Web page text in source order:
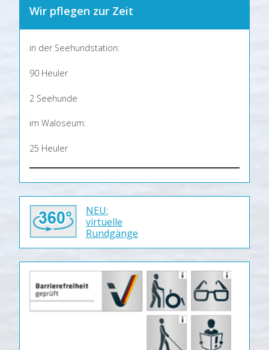
Wir pflegen zur Zeit
in der Seehundstation:
90 Heuler
2 Seehunde
im Waloseum:
25 Heuler
NEU:
virtuelle
Rundgänge